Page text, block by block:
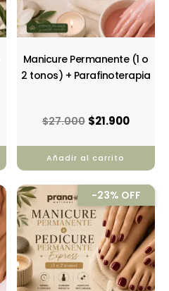
Manicure Permanente (1 o
2 tonos) + Parafinoterapia
$27.000 $21.900
Añadir al carrito
-23% OFF
precio
original
era:
$39.000.
El
precio
actual
es: